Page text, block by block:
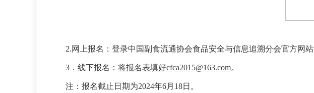
2.网上报名：登录中国副食流通协会食品安全与信息追溯分会官方网
3．线下报名： 将报名表填好cfca2015@163.com。
注：报名截止日期为2024年6月18日。